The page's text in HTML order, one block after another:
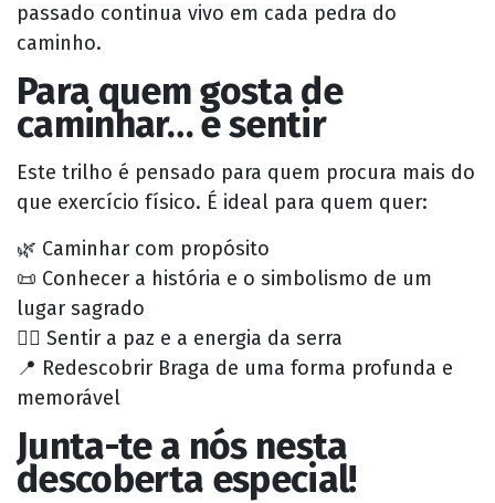
passado continua vivo em cada pedra do
caminho.
Para quem gosta de
caminhar… e sentir
Este trilho é pensado para quem procura mais do
que exercício físico. É ideal para quem quer:
🌿 Caminhar com propósito
📜 Conhecer a história e o simbolismo de um
lugar sagrado
🧘‍♀️ Sentir a paz e a energia da serra
📍 Redescobrir Braga de uma forma profunda e
memorável
Junta-te a nós nesta
descoberta especial!